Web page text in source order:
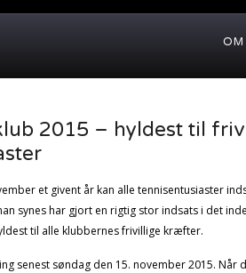
OM
2015 – hyldest til
et givent år kan alle tennisentusiaster
synes har gjort en rigtig stor indsats i det
til alle klubbernes frivillige kræfter.
senest søndag den 15. november 2015. Når